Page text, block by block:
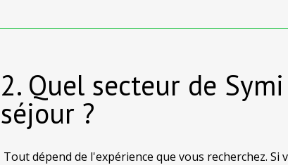
2. Quel secteur de
séjour ?
Tout dépend de l'expérience que vous recherchez.